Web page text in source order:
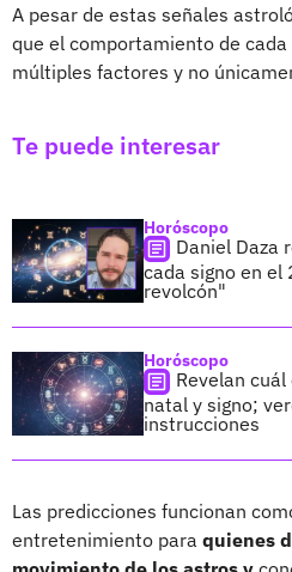
A pesar de estas señales
que el comportamiento de
múltiples factores y no
Te puede interesar
Horóscopo
Daniel Daza
cada signo en el
revolcón"
Horóscopo
Revelan
natal y signo;
instrucciones
Las predicciones funcionan
entretenimiento para quienes